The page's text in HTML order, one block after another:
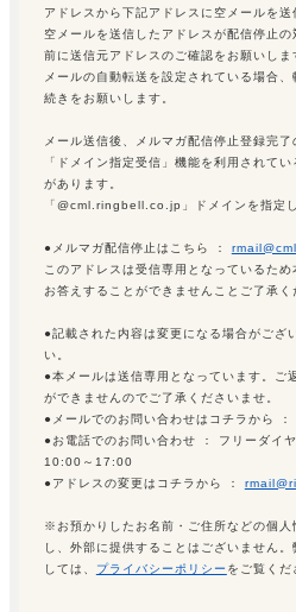
アドレスから下記アドレスに空メールを送
空メールを送信したアドレスが配信停止
前に送信元アドレスのご確認をお願いしま
メールの自動転送を設定されている場合
続きをお願いします。
メール送信後、メルマガ配信停止登録完了
「ドメイン指定受信」機能を利用されて
があります。
「@cml.ringbell.co.jp」ドメインを指定し
●メルマガ配信停止はこちら ：
このアドレスは受信専用となっているた
お答えすることができませんことご了承く
●記載された内容は変更になる場合がござ
い。
●本メールは送信専用となっています。ご
ができませんのでご了承くださいませ。
●メールでのお問い合わせはコチラから ：
●お電話でのお問い合わせ ： フリーダイ
10:00～17:00
●アドレスの変更はコチラから ：
※お預かりしたお名前・ご住所などの個人
し、外部に提供することはございません
しては、
プライバシーポリシー をご覧くだ